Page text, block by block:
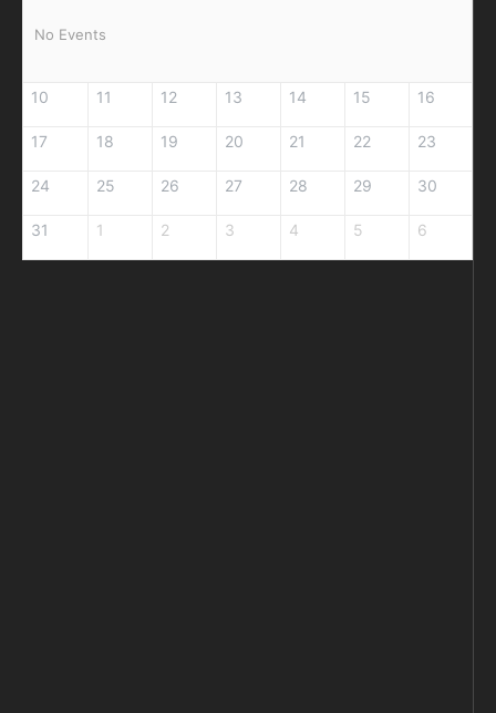
No Events
10 11 12 13 14 15 16
17 18 19 20 21 22 23
24 25 26 27 28 29 30
31 1 2 3 4 5 6